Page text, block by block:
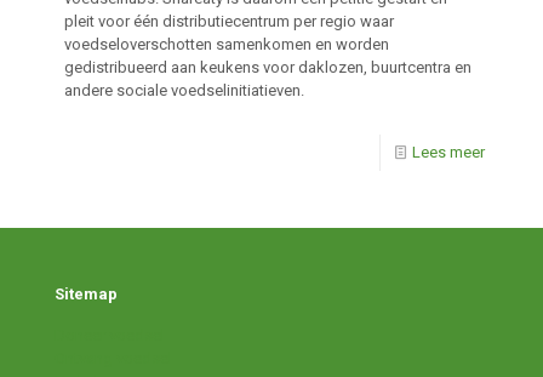
pleit voor één distributiecentrum per regio waar
voedseloverschotten samenkomen en worden
gedistribueerd aan keukens voor daklozen, buurtcentra en
andere sociale voedselinitiatieven.
Lees meer
Sitemap